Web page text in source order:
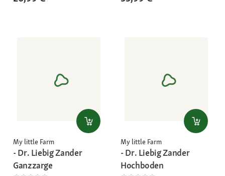
My little Farm
- Dr. Liebig Zander
Ganzzarge
My little Farm
- Dr. Liebig Zander
Hochboden